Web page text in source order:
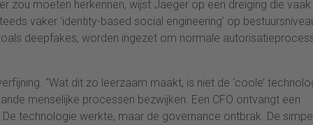
zou moeten herkennen, wijst Jaeger op een dreiging die vaak
vaker ‘identity-based social engineering’ op
deepfakes, worden ingezet om normale
“Wat dit zo leerzaam maakt, is niet de ‘coole’
menselijke processen bezwijken. Een CFO ontvangt een
technologie werkte, maar de governance ontbrak. De